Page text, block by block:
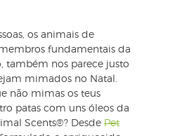
os animais de
fundamentais da
também nos parece justo
mimados no Natal.
não mimas os teus
patas com uns óleos da
Scents®? Desde Pet